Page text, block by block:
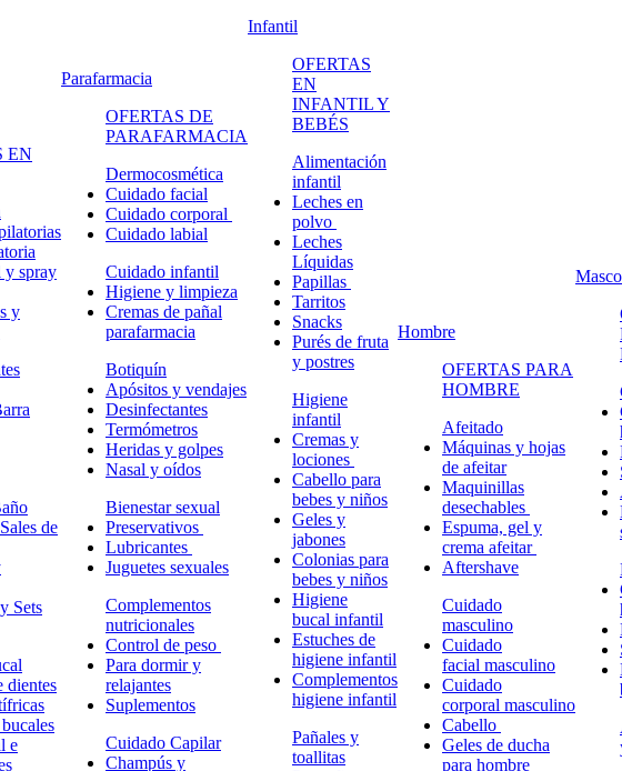
EN
y spray
y
de
Sets
dientes
e
Parafarmacia
OFERTAS DE
PARAFARMACIA
Dermocosmética
Cuidado facial
Cuidado corporal
Cuidado labial
Cuidado infantil
Higiene y limpieza
Cremas de pañal
parafarmacia
Botiquín
Apósitos y vendajes
Desinfectantes
Termómetros
Heridas y golpes
Nasal y oídos
Bienestar sexual
Preservativos
Lubricantes
Juguetes sexuales
Complementos
nutricionales
Control de peso
Para dormir y
relajantes
Suplementos
Cuidado Capilar
Champús y
Infantil
OFERTAS
EN
INFANTIL Y
BEBÉS
Alimentación
infantil
Leches en
polvo
Leches
Líquidas
Papillas
Tarritos
Snacks
Purés de fruta
y postres
Higiene
infantil
Cremas y
lociones
Cabello para
bebes y niños
Geles y
jabones
Colonias para
bebes y niños
Higiene
bucal infantil
Estuches de
higiene infantil
Complementos
higiene infantil
Pañales y
toallitas
Hombre
OFERTAS PARA
HOMBRE
Afeitado
Máquinas y hojas
de afeitar
Maquinillas
desechables
Espuma, gel y
crema afeitar
Aftershave
Cuidado
masculino
Cuidado
facial masculino
Cuidado
corporal masculino
Cabello
Geles de ducha
para hombre